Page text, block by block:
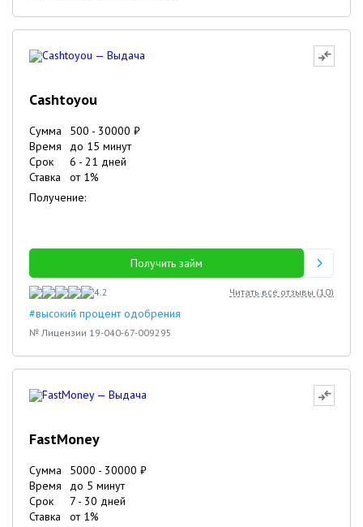
Cashtoyou
Сумма 500 - 30000 ₽
Время
до 15 минут
Срок
6 - 21 дней
Ставка
от 1%
Получение:
Получить займ
4.2 Читать все отзывы (10)
#высокий процент одобрения
№ Лицензии 19-040-67-009295
FastMoney
Сумма 5000 - 30000 ₽
Время
до 5 минут
Срок
7 - 30 дней
Ставка
от 1%